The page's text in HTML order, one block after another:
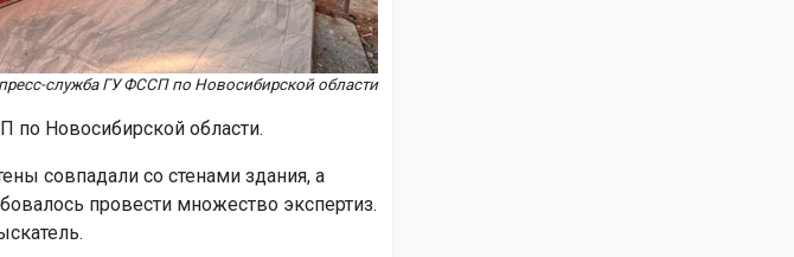
служба ГУ ФССП по Новосибирской области
Новосибирской области.
совпадали со стенами здания, а
провести множество экспертиз.